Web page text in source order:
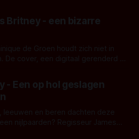
creature feature waarvoor de
Australië.
Britney - een bizarre
de Groen houdt zich niet in
De cover, een digitaal gerenderd en
kleurrijks maar onheilspellends,
maakt De Groen met ieder woord
- Een op hol geslagen
leeuwen en beren dachten deze
nijlpaarden? Regisseur James